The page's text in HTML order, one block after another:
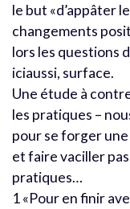
le but «d’appâter
changements
lors les questions
iciaussi, surface.
Une étude à
les pratiques –
pour se forger
et faire vaciller
pratiques…
1 «Pour en finir